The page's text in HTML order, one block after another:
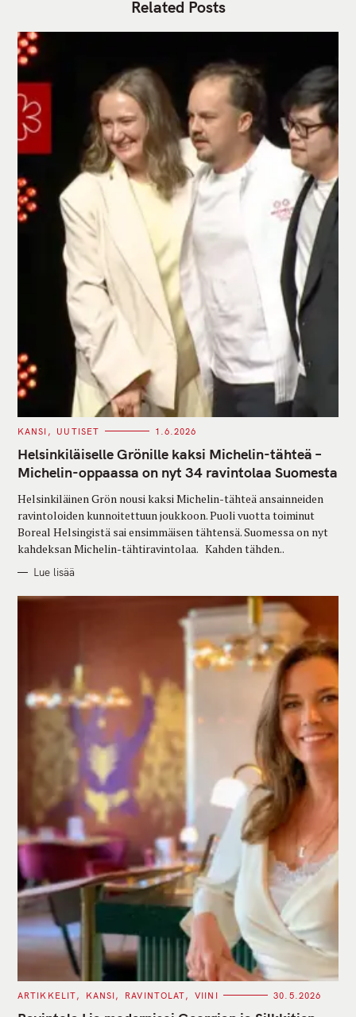
Related Posts
C
T
E
G
O
I
E
S
KANSI UUTISET 1.6.2026
Helsinkiläiselle Grönille kaksi Michelin-tähteä –
Michelin-oppaassa on nyt 34 ravintolaa Suomesta
Helsinkiläinen Grön nousi kaksi Michelin-tähteä ansainneiden
ravintoloiden kunnoitettuun joukkoon. Puoli vuotta toiminut
Boreal Helsingistä sai ensimmäisen tähtensä. Suomessa on nyt
kahdeksan Michelin-tähtiravintolaa. Kahden tähden..
Lue lisää
C
T
ARTIKKELIT KANSI RAVINTOLAT VIINI 30.5.2026